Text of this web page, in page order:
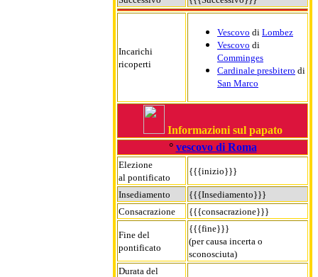
Incarichi
ricoperti
Vescovo di Lombez
Vescovo di
Comminges
Cardinale presbitero di
San Marco
Informazioni sul papato
° vescovo di Roma
Elezione
al pontificato
{{{inizio}}}
Insediamento
{{{Insediamento}}}
Consacrazione
{{{consacrazione}}}
Fine del
pontificato
{{{fine}}}
(per causa incerta o
sconosciuta)
Durata del